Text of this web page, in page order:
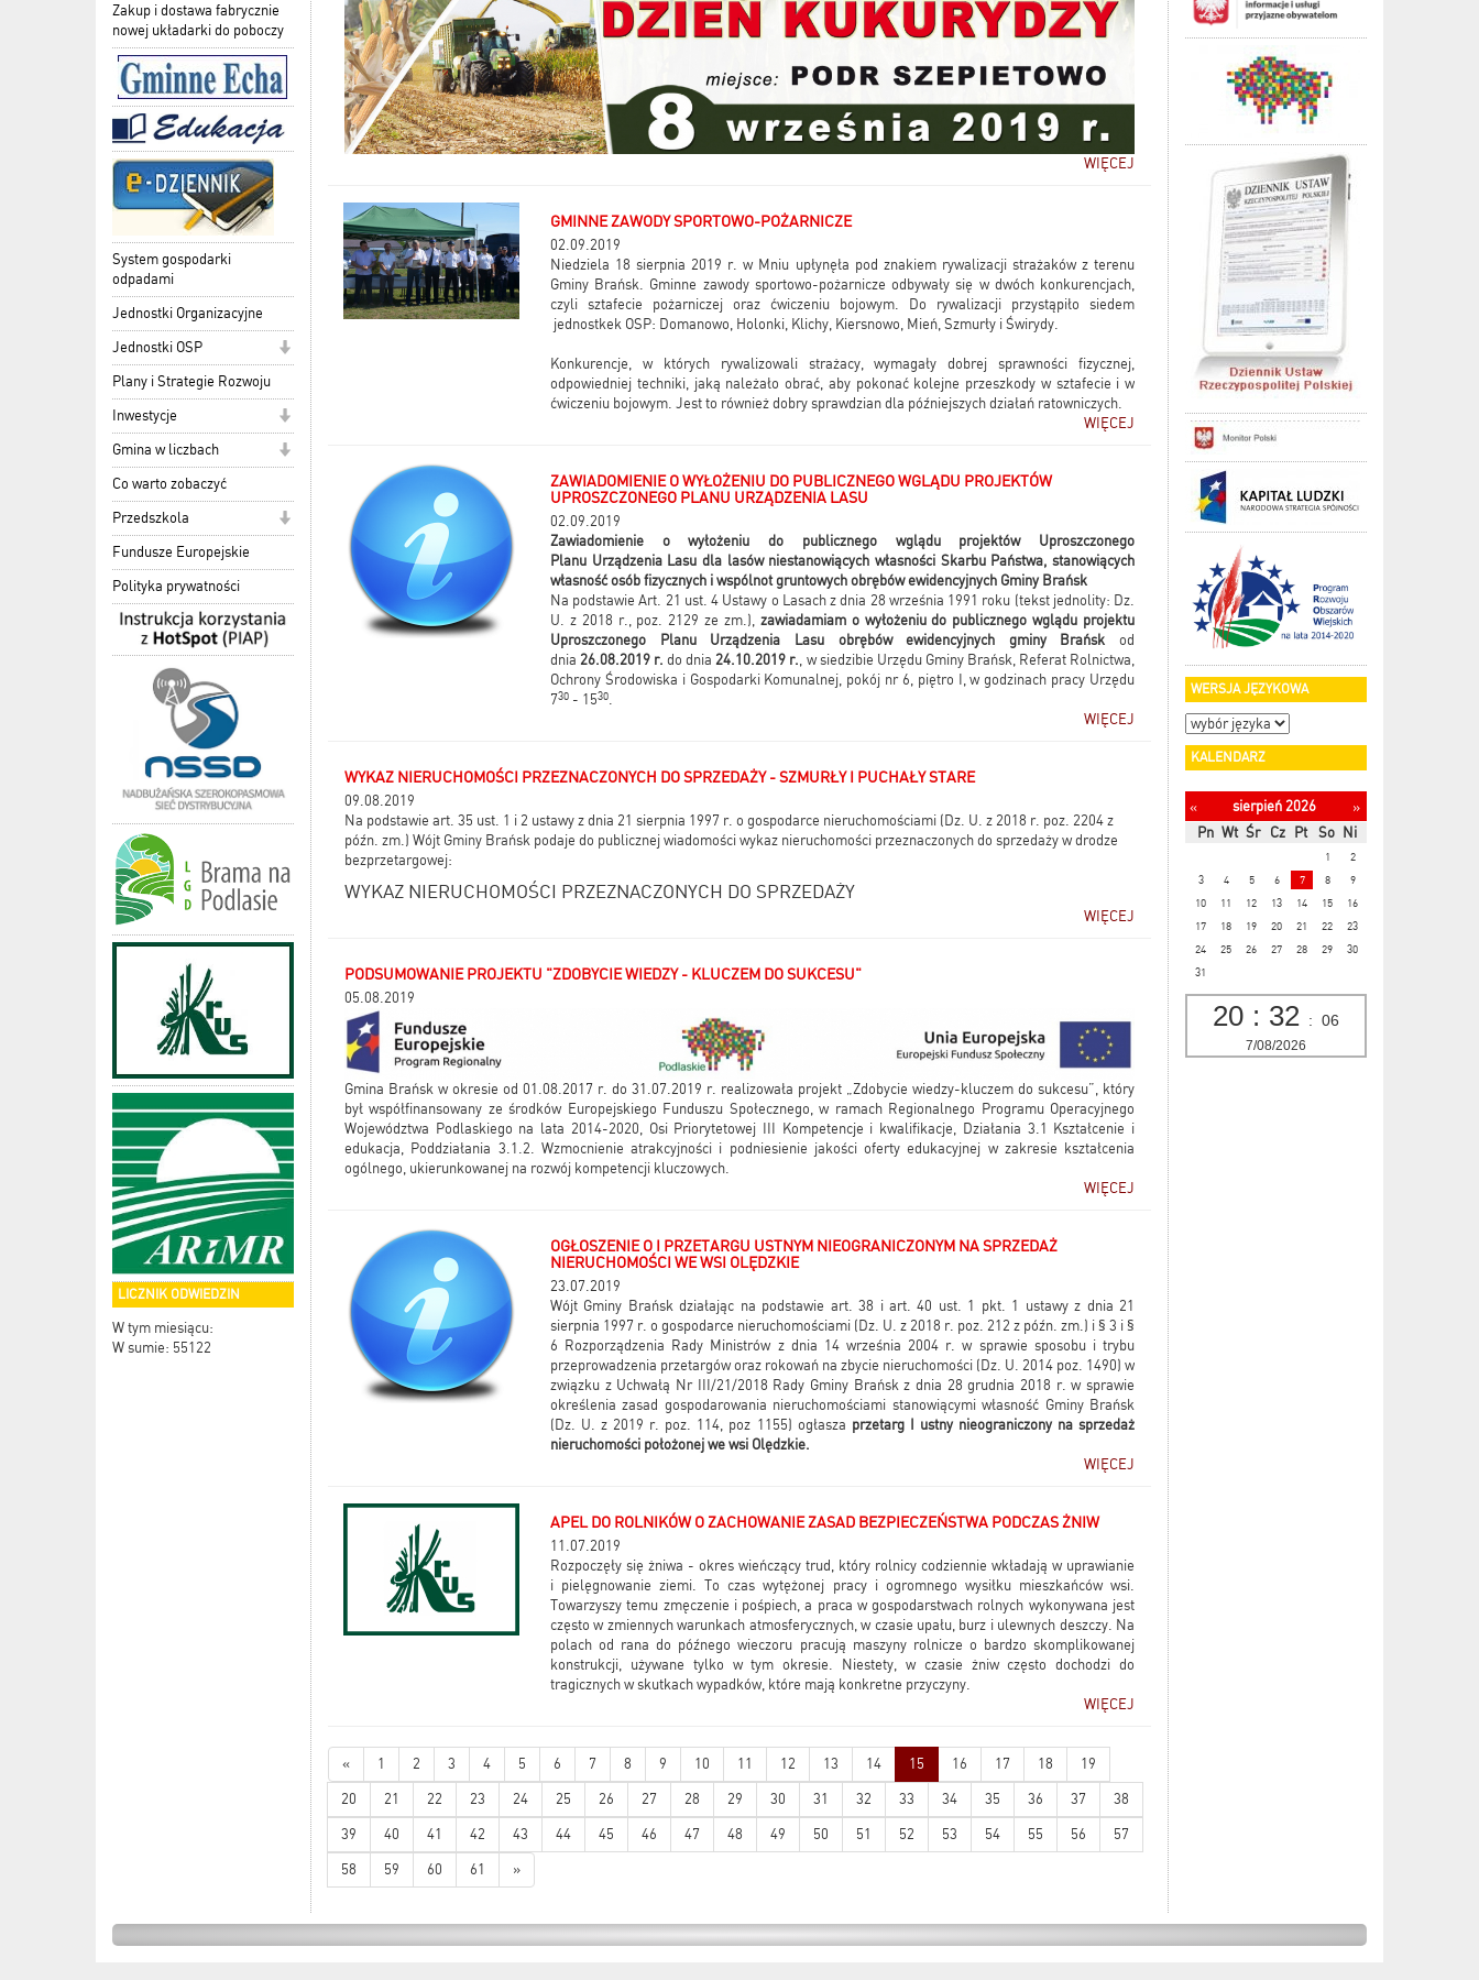
Zakup i dostawa fabrycznie
nowej układarki do poboczy
System gospodarki
odpadami
Jednostki Organizacyjne
Jednostki OSP
Plany i Strategie Rozwoju
Inwestycje
Gmina w liczbach
Co warto zobaczyć
Przedszkola
Fundusze Europejskie
Polityka prywatności
LICZNIK ODWIEDZIN
W tym miesiącu:
W sumie: 55122
WIĘCEJ
GMINNE ZAWODY SPORTOWO-POŻARNICZE
02.09.2019
Niedziela 18 sierpnia 2019 r. w Mniu upłynęła pod znakiem rywalizacji strażaków z terenu
Gminy Brańsk. Gminne zawody sportowo-pożarnicze odbywały się w dwóch konkurencjach,
czyli sztafecie pożarniczej oraz ćwiczeniu bojowym. Do rywalizacji przystąpiło siedem
jednostkek OSP: Domanowo, Holonki, Klichy, Kiersnowo, Mień, Szmurły i Świrydy.
Konkurencje, w których rywalizowali strażacy, wymagały dobrej sprawności fizycznej,
odpowiedniej techniki, jaką należało obrać, aby pokonać kolejne przeszkody w sztafecie i w
ćwiczeniu bojowym. Jest to również dobry sprawdzian dla późniejszych działań ratowniczych.
WIĘCEJ
ZAWIADOMIENIE O WYŁOŻENIU DO PUBLICZNEGO WGLĄDU PROJEKTÓW
UPROSZCZONEGO PLANU URZĄDZENIA LASU
02.09.2019
Zawiadomienie o wyłożeniu do publicznego wglądu projektów Uproszczonego
Planu Urządzenia Lasu dla lasów niestanowiących własności Skarbu Państwa, stanowiących
własność osób fizycznych i wspólnot gruntowych obrębów ewidencyjnych Gminy Brańsk
Na podstawie Art. 21 ust. 4 Ustawy o Lasach z dnia 28 września 1991 roku (tekst jednolity: Dz.
U. z 2018 r., poz. 2129 ze zm.), zawiadamiam o wyłożeniu do publicznego wglądu projektu
Uproszczonego Planu Urządzenia Lasu obrębów ewidencyjnych gminy Brańsk od
dnia 26.08.2019 r.do dnia 24.10.2019 r., w siedzibie Urzędu Gminy Brańsk, Referat Rolnictwa,
Ochrony Środowiska i Gospodarki Komunalnej, pokój nr 6, piętro I, w godzinach pracy Urzędu
730 - 1530.
WIĘCEJ
WYKAZ NIERUCHOMOŚCI PRZEZNACZONYCH DO SPRZEDAŻY - SZMURŁY I PUCHAŁY STARE
09.08.2019
Na podstawie art. 35 ust. 1 i 2 ustawy z dnia 21 sierpnia 1997 r. o gospodarce nieruchomościami (Dz. U. z 2018 r. poz. 2204 z
późn. zm.) Wójt Gminy Brańsk podaje do publicznej wiadomości wykaz nieruchomości przeznaczonych do sprzedaży w drodze
bezprzetargowej:
WYKAZ NIERUCHOMOŚCI PRZEZNACZONYCH DO SPRZEDAŻY
WIĘCEJ
PODSUMOWANIE PROJEKTU "ZDOBYCIE WIEDZY - KLUCZEM DO SUKCESU"
05.08.2019
Gmina Brańsk w okresie od 01.08.2017 r. do 31.07.2019 r. realizowała projekt „Zdobycie wiedzy-kluczem do sukcesu”, który
był współfinansowany ze środków Europejskiego Funduszu Społecznego, w ramach Regionalnego Programu Operacyjnego
Województwa Podlaskiego na lata 2014-2020, Osi Priorytetowej III Kompetencje i kwalifikacje, Działania 3.1 Kształcenie i
edukacja, Poddziałania 3.1.2. Wzmocnienie atrakcyjności i podniesienie jakości oferty edukacyjnej w zakresie kształcenia
ogólnego, ukierunkowanej na rozwój kompetencji kluczowych.
WIĘCEJ
OGŁOSZENIE O I PRZETARGU USTNYM NIEOGRANICZONYM NA SPRZEDAŻ
NIERUCHOMOŚCI WE WSI OLĘDZKIE
23.07.2019
Wójt Gminy Brańsk działając na podstawie art. 38 i art. 40 ust. 1 pkt. 1 ustawy z dnia 21
sierpnia 1997 r. o gospodarce nieruchomościami (Dz. U. z 2018 r. poz. 212 z późn. zm.) i § 3 i §
6 Rozporządzenia Rady Ministrów z dnia 14 września 2004 r. w sprawie sposobu i trybu
przeprowadzenia przetargów oraz rokowań na zbycie nieruchomości (Dz. U. 2014 poz. 1490) w
związku z Uchwałą Nr III/21/2018 Rady Gminy Brańsk z dnia 28 grudnia 2018 r. w sprawie
określenia zasad gospodarowania nieruchomościami stanowiącymi własność Gminy Brańsk
(Dz. U. z 2019 r. poz. 114, poz 1155) ogłasza przetarg I ustny nieograniczony na sprzedaż
nieruchomości położonej we wsi Olędzkie.
WIĘCEJ
APEL DO ROLNIKÓW O ZACHOWANIE ZASAD BEZPIECZEŃSTWA PODCZAS ŻNIW
11.07.2019
Rozpoczęły się żniwa - okres wieńczący trud, który rolnicy codziennie wkładają w uprawianie
i pielęgnowanie ziemi. To czas wytężonej pracy i ogromnego wysiłku mieszkańców wsi.
Towarzyszy temu zmęczenie i pośpiech, a praca w gospodarstwach rolnych wykonywana jest
często w zmiennych warunkach atmosferycznych, w czasie upału, burz i ulewnych deszczy. Na
polach od rana do późnego wieczoru pracują maszyny rolnicze o bardzo skomplikowanej
konstrukcji, używane tylko w tym okresie. Niestety, w czasie żniw często dochodzi do
tragicznych w skutkach wypadków, które mają konkretne przyczyny.
WIĘCEJ
« 1 2 3 4 5 6 7 8 9 10 11 12 13 14 15 16 17 18 19
20 21 22 23 24 25 26 27 28 29 30 31 32 33 34 35 36 37 38
39 40 41 42 43 44 45 46 47 48 49 50 51 52 53 54 55 56 57
58 59 60 61 »
WERSJA JĘZYKOWA
KALENDARZ
« sierpień 2026
»
Pn Wt Śr Cz Pt So Ni
1
2
3
4 5 6 7 8
9
10
11 12 13 14 15
16
17
18 19 20 21 22
23
24
25 26 27 28 29
30
31
20 : 32 : 07
7/08/2026